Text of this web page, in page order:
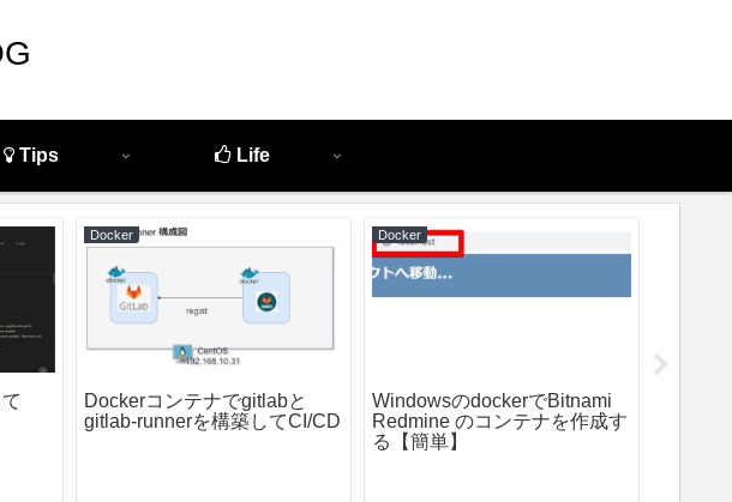
Tips Life
Docker
Dockerコンテナでgitlabと
gitlab-runnerを構築してCI/CD
Docker
WindowsのdockerでBitnami
Redmine のコンテナを作成す
る【簡単】